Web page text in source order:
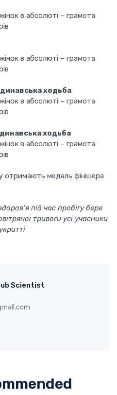
в абсолюті – грамота
в абсолюті – грамота
ходьба
в абсолюті – грамота
ходьба
в абсолюті – грамота
отримають медаль фінішера
під час пробігу бере
тривоги усі учасники
Scientist